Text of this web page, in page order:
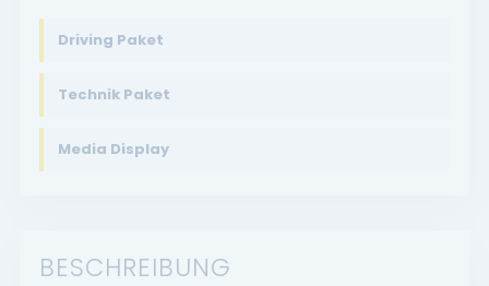
Driving Paket
Technik Paket
Media Display
BESCHREIBUNG